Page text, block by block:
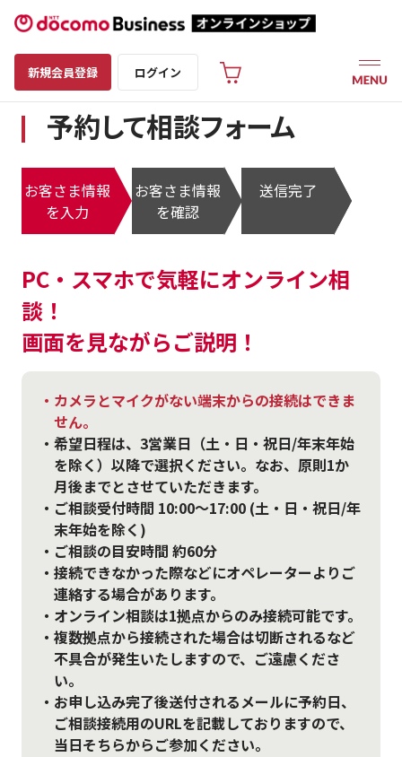
新規会員登録 ログイン
予約して相談フォーム
お客さま情報
を入力
お客さま情報
を確認
送信完了
PC・スマホで気軽にオンライン相
談！
画面を見ながらご説明！
・カメラとマイクがない端末からの接続はできま
せん。
・希望日程は、3営業日（土・日・祝日/年末年始
を除く）以降で選択ください。なお、原則1か
月後までとさせていただきます。
・ご相談受付時間 10:00〜17:00 (土・日・祝日/年
末年始を除く)
・ご相談の目安時間 約60分
・接続できなかった際などにオペレーターよりご
連絡する場合があります。
・オンライン相談は1拠点からのみ接続可能です。
・複数拠点から接続された場合は切断されるなど
不具合が発生いたしますので、ご遠慮くださ
い。
・お申し込み完了後送付されるメールに予約日、
ご相談接続用のURLを記載しておりますので、
当日そちらからご参加ください。